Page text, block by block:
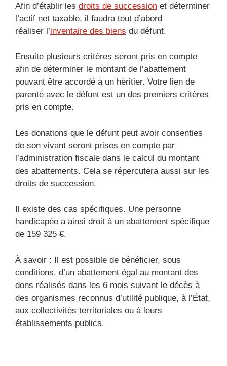
Afin d’établir les droits de succession et déterminer
l’actif net taxable, il faudra tout d’abord
réaliser l’inventaire des biens du défunt.
Ensuite plusieurs critères seront pris en compte
afin de déterminer le montant de l’abattement
pouvant être accordé à un héritier. Votre lien de
parenté avec le défunt est un des premiers critères
pris en compte.
Les donations que le défunt peut avoir consenties
de son vivant seront prises en compte par
l’administration fiscale dans le calcul du montant
des abattements. Cela se répercutera aussi sur les
droits de succession.
Il existe des cas spécifiques. Une personne
handicapée a ainsi droit à un abattement spécifique
de 159 325 €.
À savoir : Il est possible de bénéficier, sous
conditions, d’un abattement égal au montant des
dons réalisés dans les 6 mois suivant le décès à
des organismes reconnus d’utilité publique, à l’État,
aux collectivités territoriales ou à leurs
établissements publics.